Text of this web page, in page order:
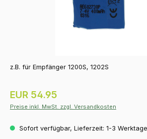
z.B. für Empfänger 1200S, 1202S
Regulärer Preis:
EUR 54.95
Preise inkl. MwSt. zzgl. Versandkosten
Sofort verfügbar, Lieferzeit: 1-3 Werktage